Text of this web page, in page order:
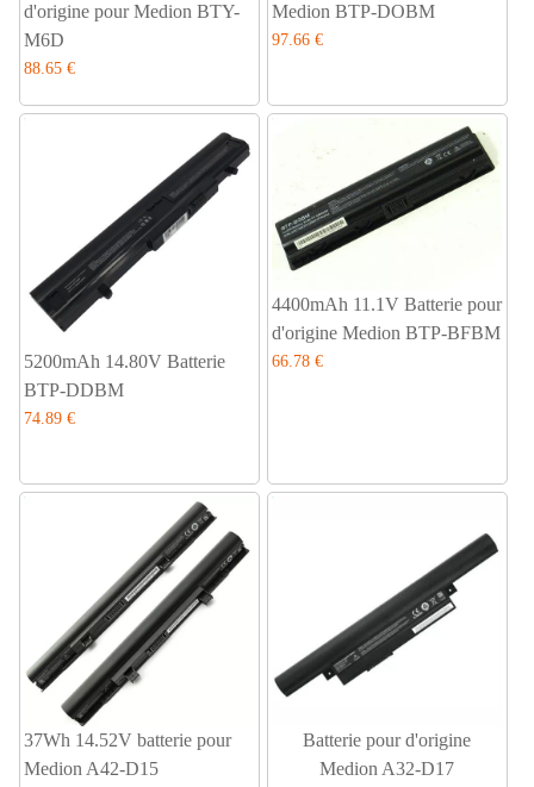
d'origine pour Medion BTY-
M6D
88.65 €
Medion BTP-DOBM
97.66 €
5200mAh 14.80V Batterie
BTP-DDBM
74.89 €
4400mAh 11.1V Batterie pour
d'origine Medion BTP-BFBM
66.78 €
37Wh 14.52V batterie pour
Medion A42-D15
Batterie pour d'origine
Medion A32-D17